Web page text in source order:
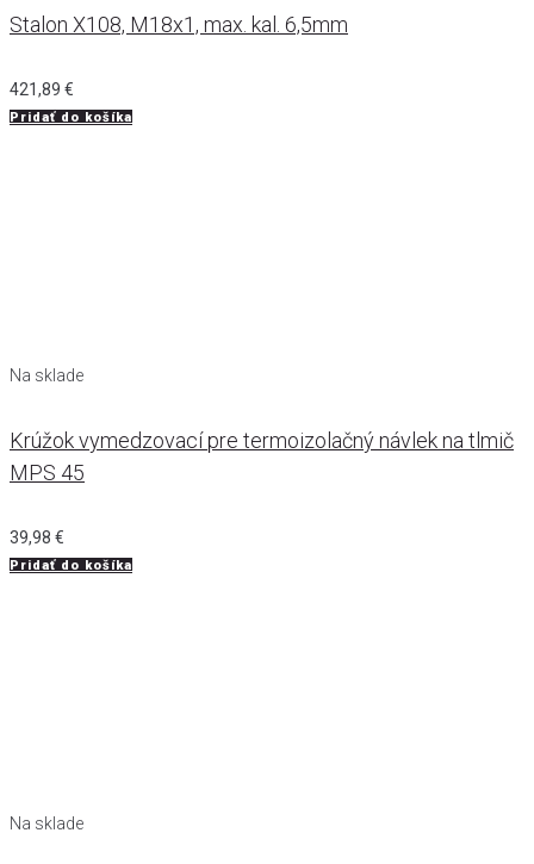
Stalon X108, M18x1, max. kal. 6,5mm
421,89 €
Pridať do košíka
Na sklade
Krúžok vymedzovací pre termoizolačný návlek na tlmič
MPS 45
39,98 €
Pridať do košíka
Na sklade